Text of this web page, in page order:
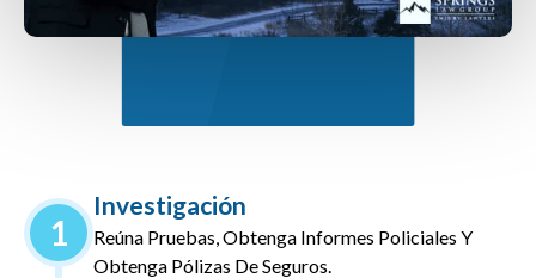
1
Investigación
Reúna Pruebas, Obtenga Informes Policiales Y
Obtenga Pólizas De Seguros.